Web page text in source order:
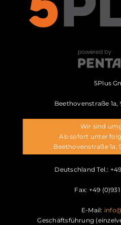
5Plus
Beethovenstraße
Wir sind
Ab sofort unter
Beethovenstraße 1a,
Deutschland Tel.:
Fax: +49 (0)931
E-Mail:
Geschäftsführung